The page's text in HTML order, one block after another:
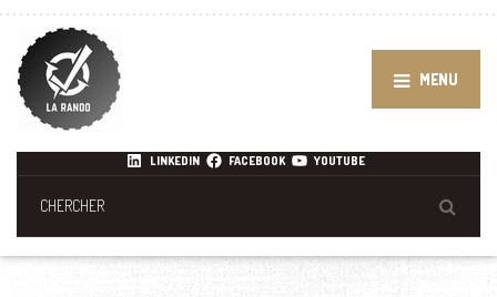
MENU
LINKEDIN FACEBOOK YOUTUBE